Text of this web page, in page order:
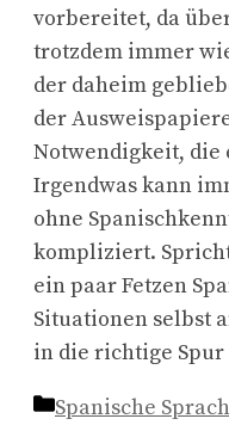
vorbereitet, da
trotzdem immer
der daheim
der
Notwendigkeit, die
Irgendwas kann
ohne
kompliziert.
ein paar Fetzen
Situationen selbst
in die richtige
Kategorien
Spanische